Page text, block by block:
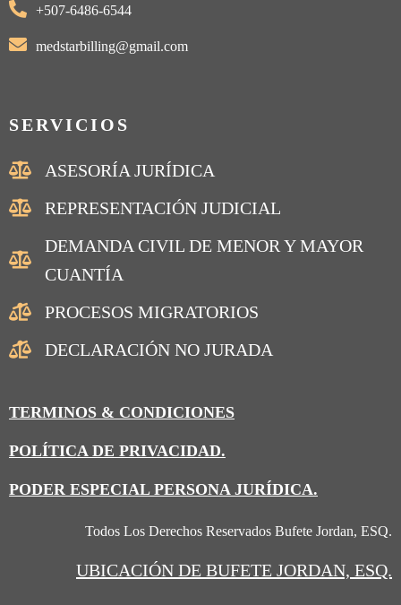
+507-6486-6544
medstarbilling@gmail.com
SERVICIOS
ASESORÍA JURÍDICA
REPRESENTACIÓN JUDICIAL
DEMANDA CIVIL DE MENOR Y MAYOR
CUANTÍA
PROCESOS MIGRATORIOS
DECLARACIÓN NO JURADA
TERMINOS & CONDICIONES
POLÍTICA DE PRIVACIDAD.
PODER ESPECIAL PERSONA JURÍDICA.
Todos Los Derechos Reservados Bufete Jordan, ESQ.
UBICACIÓN DE BUFETE JORDAN, ESQ.